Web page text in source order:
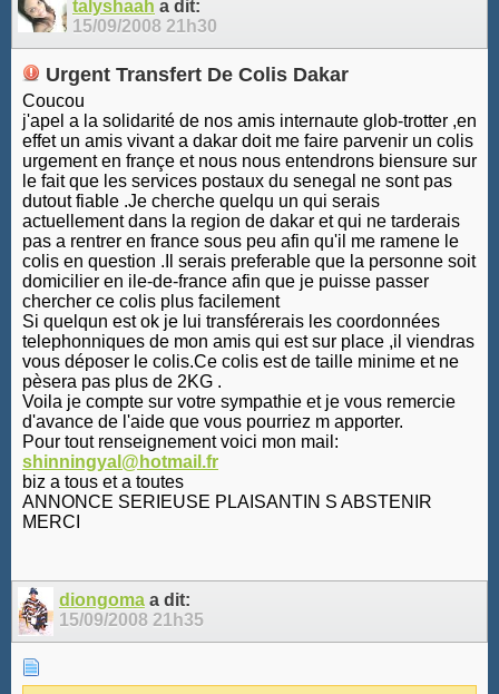
talyshaah a dit:
15/09/2008 21h30
Urgent Transfert De Colis Dakar
Coucou
j'apel a la solidarité de nos amis internaute glob-trotter ,en
effet un amis vivant a dakar doit me faire parvenir un colis
urgement en françe et nous nous entendrons biensure sur
le fait que les services postaux du senegal ne sont pas
dutout fiable .Je cherche quelqu un qui serais
actuellement dans la region de dakar et qui ne tarderais
pas a rentrer en france sous peu afin qu'il me ramene le
colis en question .Il serais preferable que la personne soit
domicilier en ile-de-france afin que je puisse passer
chercher ce colis plus facilement
Si quelqun est ok je lui transférerais les coordonnées
telephonniques de mon amis qui est sur place ,il viendras
vous déposer le colis.Ce colis est de taille minime et ne
pèsera pas plus de 2KG .
Voila je compte sur votre sympathie et je vous remercie
d'avance de l'aide que vous pourriez m apporter.
Pour tout renseignement voici mon mail:
shinningyal@hotmail.fr
biz a tous et a toutes
ANNONCE SERIEUSE PLAISANTIN S ABSTENIR
MERCI
diongomaa dit:
15/09/2008 21h35